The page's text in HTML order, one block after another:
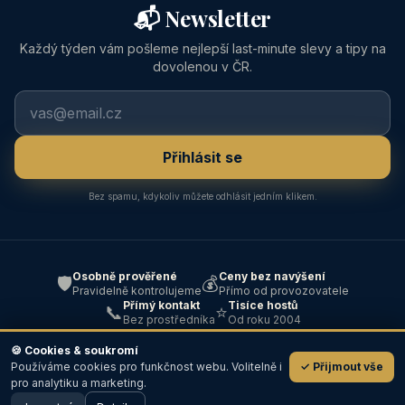
od
📬 Newsletter
Každý týden vám pošleme nejlepší last-minute slevy a tipy na
dovolenou v ČR.
Přihlásit se
Bez spamu, kdykoliv můžete odhlásit jedním klikem.
🛡️Osobně prověřené
Pravidelně kontrolujeme💰Ceny bez navýšení
Přímo od provozovatele
📞 Přímý kontakt
Bez prostředníka⭐Tisíce hostů
Od roku 2004
© 2004–2026 ABC — Ubytování · Cestování · Všechna práva
💬
🍪 Cookies & soukromí
Používáme cookies pro funkčnost webu. Volitelně i
pro analytiku a marketing.
✓ Přijmout vše